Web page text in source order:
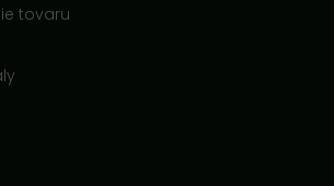
tovaru